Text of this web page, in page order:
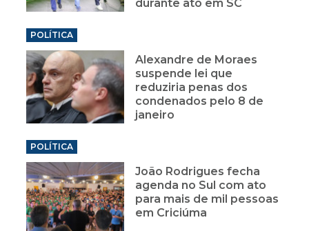
durante ato em SC
POLÍTICA
Alexandre de Moraes
suspende lei que
reduziria penas dos
condenados pelo 8 de
janeiro
POLÍTICA
João Rodrigues fecha
agenda no Sul com ato
para mais de mil pessoas
em Criciúma